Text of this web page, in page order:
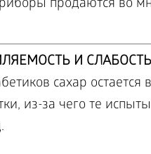
продаются во
И СЛАБОСТЬ
сахар остается
из-за чего те